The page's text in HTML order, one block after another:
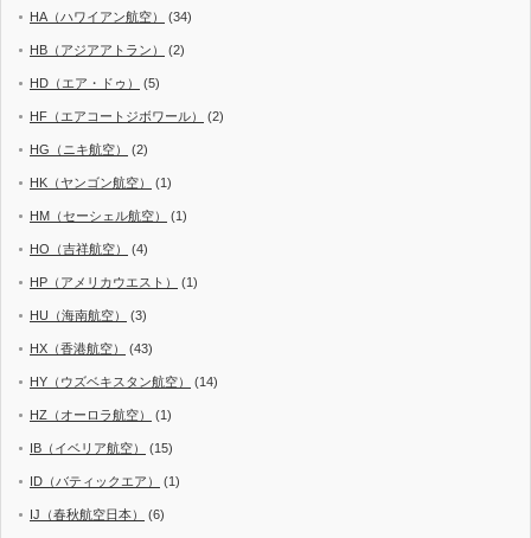
HA（ハワイアン航空） (34)
HB（アジアアトラン） (2)
HD（エア・ドゥ） (5)
HF（エアコートジボワール） (2)
HG（ニキ航空） (2)
HK（ヤンゴン航空） (1)
HM（セーシェル航空） (1)
HO（吉祥航空） (4)
HP（アメリカウエスト） (1)
HU（海南航空） (3)
HX（香港航空） (43)
HY（ウズベキスタン航空） (14)
HZ（オーロラ航空） (1)
IB（イベリア航空） (15)
ID（バティックエア） (1)
IJ（春秋航空日本） (6)